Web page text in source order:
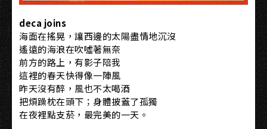
deca joins
海面在搖晃，讓西邊的太陽盡情地沉沒
遙遠的海浪在吹噓著無奈
前方的路上，有影子陪我
這裡的春天快得像一陣風
昨天沒有醉，風也不太喝酒
把煩躁枕在頭下；身體披蓋了孤獨
在夜裡點支菸，最完美的一天。